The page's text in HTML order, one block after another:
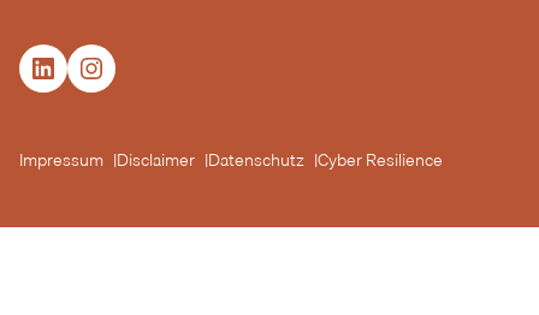
Impressum Disclaimer Datenschutz Cyber Resilience